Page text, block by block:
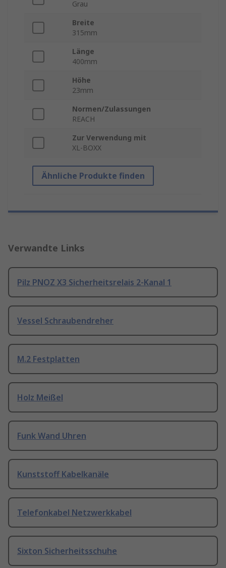
Grau
Breite
315mm
Länge
400mm
Höhe
23mm
Normen/Zulassungen
REACH
Zur Verwendung mit
XL-BOXX
Ähnliche Produkte finden
Verwandte Links
Pilz PNOZ X3 Sicherheitsrelais 2-Kanal 1
Vessel Schraubendreher
M.2 Festplatten
Holz Meißel
Funk Wand Uhren
Kunststoff Kabelkanäle
Telefonkabel Netzwerkkabel
Sixton Sicherheitsschuhe